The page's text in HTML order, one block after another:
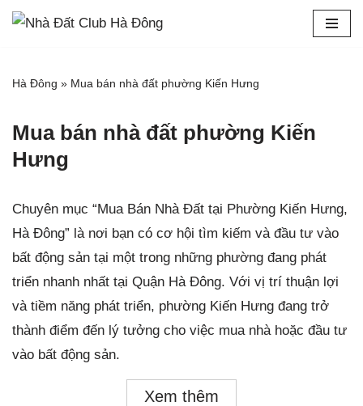
Hà Đông » Mua bán nhà đất phường Kiến Hưng
Mua bán nhà đất phường Kiến
Hưng
Chuyên mục “Mua Bán Nhà Đất tại Phường Kiến Hưng,
Hà Đông” là nơi bạn có cơ hội tìm kiếm và đầu tư vào
bất động sản tại một trong những phường đang phát
triển nhanh nhất tại Quận Hà Đông. Với vị trí thuận lợi
và tiềm năng phát triển, phường Kiến Hưng đang trở
thành điểm đến lý tưởng cho việc mua nhà hoặc đầu tư
vào bất động sản.
Xem thêm